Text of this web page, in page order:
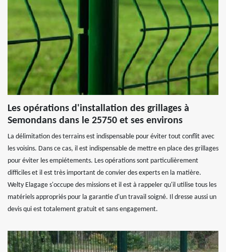
Les opérations d'installation des grillages à
Semondans dans le 25750 et ses environs
La délimitation des terrains est indispensable pour éviter tout conflit avec
les voisins. Dans ce cas, il est indispensable de mettre en place des grillages
pour éviter les empiétements. Les opérations sont particulièrement
difficiles et il est très important de convier des experts en la matière.
Welty Elagage s'occupe des missions et il est à rappeler qu'il utilise tous les
matériels appropriés pour la garantie d'un travail soigné. Il dresse aussi un
devis qui est totalement gratuit et sans engagement.